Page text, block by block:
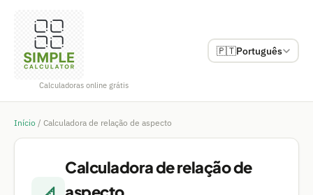
Calculadoras online grátis
🇵🇹Português
Início / Calculadora de relação de aspecto
Calculadora de relação de